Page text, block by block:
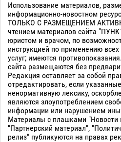
Использование материалов,
информационно-новостном
ТОЛЬКО С РАЗМЕЩЕНИЕМ
чтением материалов сайта
юристом и врачом, по
инструкцией по применению
услуг; имеются
сайта размещаются без
Редакция оставляет за собой
отредактировать, если
ненормативную лексику,
являются злоупотреблением
информации или нарушением
Материалы с плашками "Новости
"Партнерский материал",
релиз" публикуются на правах